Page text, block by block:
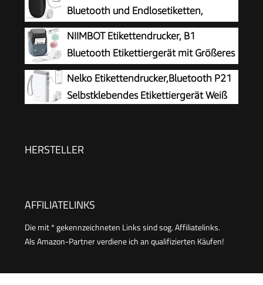
Bluetooth und Endlosetiketten,
Schwarz
NIIMBOT Etikettendrucker, B1
Bluetooth Etikettiergerät mit Größeres
Etikett, Selbstklebendes Aufkleber
Druckgröße 20-50 mm Kompatibel mit iOS und
Android für Heim, Büro, Blau
Nelko Etikettendrucker,Bluetooth P21
Selbstklebendes Etikettiergerät Weiß
HERSTELLER
AFFILIATELINKS
Die mit * gekennzeichneten Links sind sog. Affiliatelinks.
Als Amazon-Partner verdiene ich an qualifizierten Käufen!